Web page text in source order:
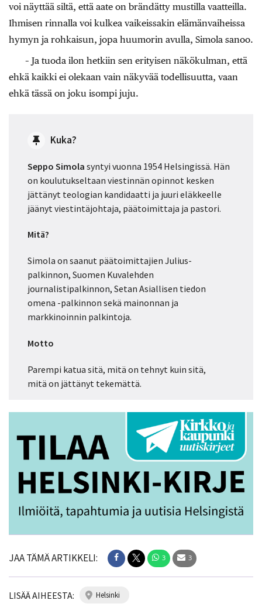
voi näyttää siltä, että aate on brändätty mustilla vaatteilla.
Ihmisen rinnalla voi kulkea vaikeissakin elämänvaiheissa
hymyn ja rohkaisun, jopa huumorin avulla, Simola sanoo.
– Ja tuoda ilon hetkiin sen erityisen näkökulman, että
ehkä kaikki ei olekaan vain näkyvää todellisuutta, vaan
ehkä tässä on joku isompi juju.
Kuka?
Seppo Simola syntyi vuonna 1954 Helsingissä. Hän
on koulutukseltaan viestinnän opinnot kesken
jättänyt teologian kandidaatti ja juuri eläkkeelle
jäänyt viestintäjohtaja, päätoimittaja ja pastori.
Mitä?
Simola on saanut päätoimittajien Julius-
palkinnon, Suomen Kuvalehden
journalistipalkinnon, Setan Asiallisen tiedon
omena -palkinnon sekä mainonnan ja
markkinoinnin palkintoja.
Motto
Parempi katua sitä, mitä on tehnyt kuin sitä,
mitä on jättänyt tekemättä.
JAA TÄMÄ ARTIKKELI: 3 3
LISÄÄ AIHEESTA: helsinki